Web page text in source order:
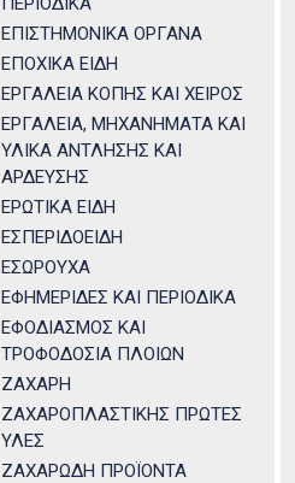
ΕΠΙΣΤΗΜΟΝΙΚΑ ΟΡΓΑΝΑ
ΕΠΟΧΙΚΑ ΕΙΔΗ
ΕΡΓΑΛΕΙΑ ΚΟΠΗΣ ΚΑΙ ΧΕΙΡΟΣ
ΕΡΓΑΛΕΙΑ, ΜΗΧΑΝΗΜΑΤΑ ΚΑΙ
ΥΛΙΚΑ ΑΝΤΛΗΣΗΣ ΚΑΙ
ΑΡΔΕΥΣΗΣ
ΕΡΩΤΙΚΑ ΕΙΔΗ
ΕΣΠΕΡΙΔΟΕΙΔΗ
ΕΣΩΡΟΥΧΑ
ΕΦΗΜΕΡΙΔΕΣ ΚΑΙ ΠΕΡΙΟΔΙΚΑ
ΕΦΟΔΙΑΣΜΟΣ ΚΑΙ
ΤΡΟΦΟΔΟΣΙΑ ΠΛΟΙΩΝ
ΖΑΧΑΡΗ
ΖΑΧΑΡΟΠΛΑΣΤΙΚΗΣ ΠΡΩΤΕΣ
ΥΛΕΣ
ΖΑΧΑΡΩΔΗ ΠΡΟΪΟΝΤΑ